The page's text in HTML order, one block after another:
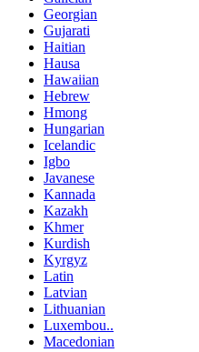
Georgian
Gujarati
Haitian
Hausa
Hawaiian
Hebrew
Hmong
Hungarian
Icelandic
Igbo
Javanese
Kannada
Kazakh
Khmer
Kurdish
Kyrgyz
Latin
Latvian
Lithuanian
Luxembou..
Macedonian